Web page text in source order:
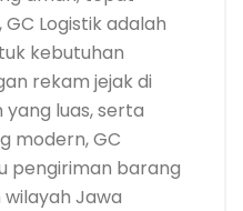
Logistik adalah
kebutuhan
rekam jejak di
yang luas, serta
modern, GC
pengiriman barang
Jawa